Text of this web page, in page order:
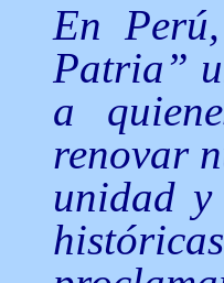
En
Patria”
a
renovar
unidad